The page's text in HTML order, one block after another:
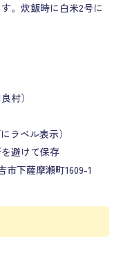
。炊飯時に白米2号に
村）
ラベル表示）
避けて保存
下薩摩瀬町1609-1